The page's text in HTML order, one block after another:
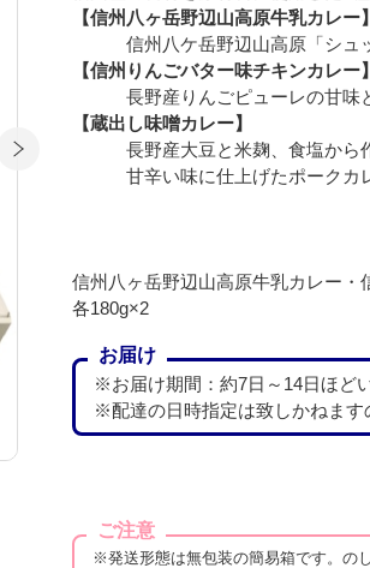
【信州八ヶ岳野辺山高原牛乳カレー】
信州八ケ岳野辺山高原「シュッ
【信州りんごバター味チキンカレー】
長野産りんごピューレの甘味と
【蔵出し味噌カレー】
長野産大豆と米麹、食塩から作
甘辛い味に仕上げたポークカ
信州八ヶ岳野辺山高原牛乳カレー
各180g×2
お届け
※お届け期間：約7日～14日ほど
※配達の日時指定は致しかねます
ご注意
※発送形態は無包装の簡易箱です。の